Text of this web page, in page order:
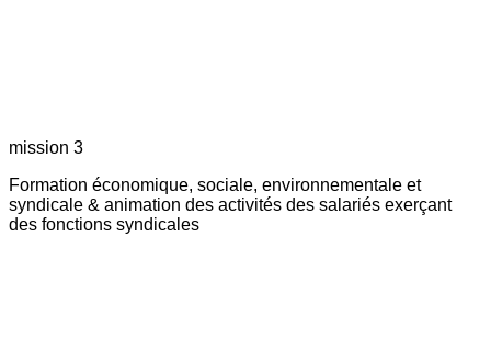
mission 3
Formation économique, sociale, environnementale et
syndicale & animation des activités des salariés exerçant
des fonctions syndicales